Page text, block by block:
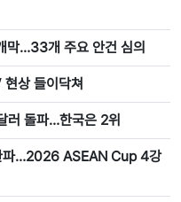
막…33개 주요 안건 심의
상 들이닥쳐
러 돌파…한국은 2위
파…2026 ASEAN Cup 4강